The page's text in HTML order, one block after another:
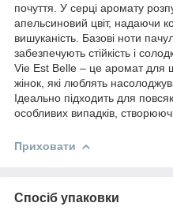
почуття. У серці аромату
апельсиновий цвіт, надаючи
вишуканість. Базові ноти
забезпечують стійкість і
Vie Est Belle – це аромат для
жінок, які люблять
Ідеально підходить для
особливих випадків,
Приховати
Спосіб упаковки